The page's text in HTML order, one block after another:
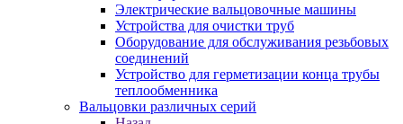
Электрические вальцовочные машины
Устройства для очистки труб
Оборудование для обслуживания резьбовых
соединений
Устройство для герметизации конца трубы
теплообменника
Вальцовки различных серий